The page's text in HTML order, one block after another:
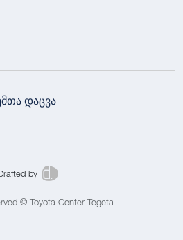
დაცვა
© Toyota Center Tegeta
by